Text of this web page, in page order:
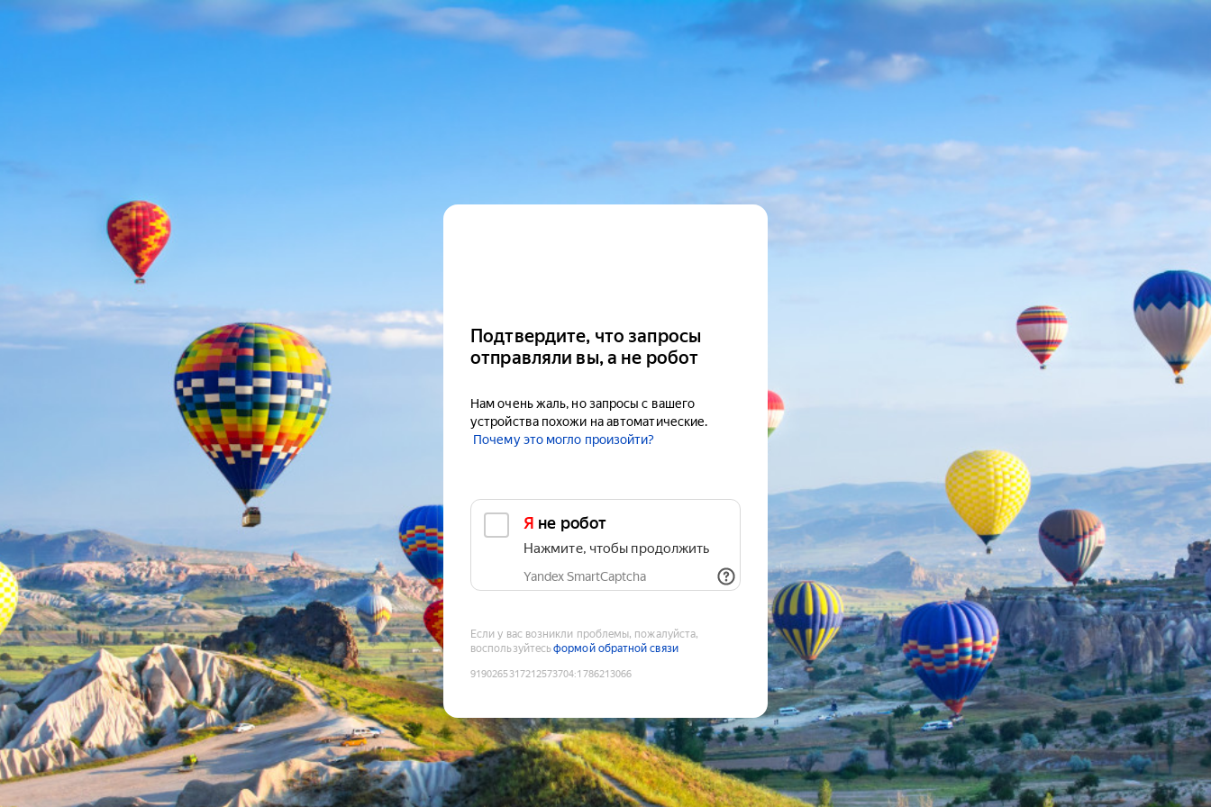
Подтвердите, что запросы
отправляли вы, а не робот
Нам очень жаль, но запросы с вашего
устройства похожи на автоматические.
Почему это могло произойти?
Я не робот
Нажмите, чтобы продолжить
Yandex SmartCaptcha
Если у вас возникли проблемы, пожалуйста,
воспользуйтесьформой обратной связи
9190265317212573704:1786213066